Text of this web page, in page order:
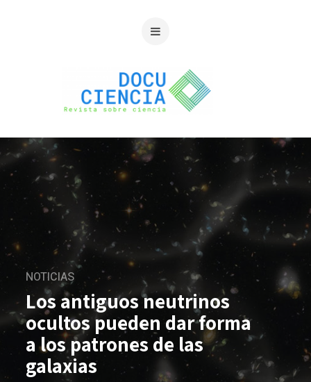
NOTICIAS
Los antiguos neutrinos
ocultos pueden dar forma
a los patrones de las
galaxias